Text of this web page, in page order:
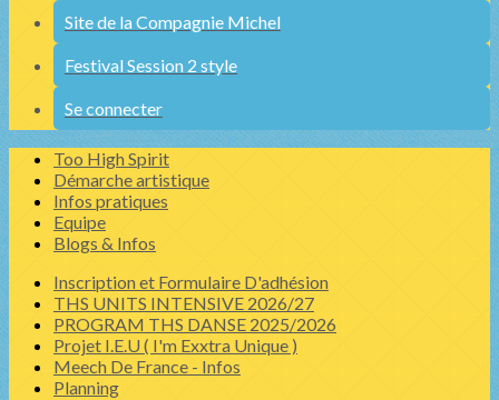
Site de la Compagnie Michel
Festival Session 2 style
Se connecter
Too High Spirit
Démarche artistique
Infos pratiques
Equipe
Blogs & Infos
Inscription et Formulaire D'adhésion
THS UNITS INTENSIVE 2026/27
PROGRAM THS DANSE 2025/2026
Projet I.E.U ( I'm Exxtra Unique )
Meech De France - Infos
Planning